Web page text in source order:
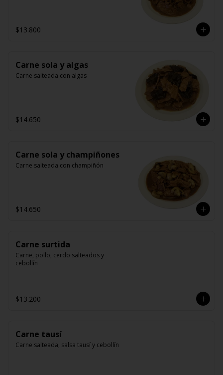
$13.800
Carne sola y algas
Carne salteada con algas
$14.650
Carne sola y champiñones
Carne salteada con champiñón
$14.650
Carne surtida
Carne, pollo, cerdo salteados y
cebollín
$13.200
Carne tausí
Carne salteada, salsa tausí y cebollín